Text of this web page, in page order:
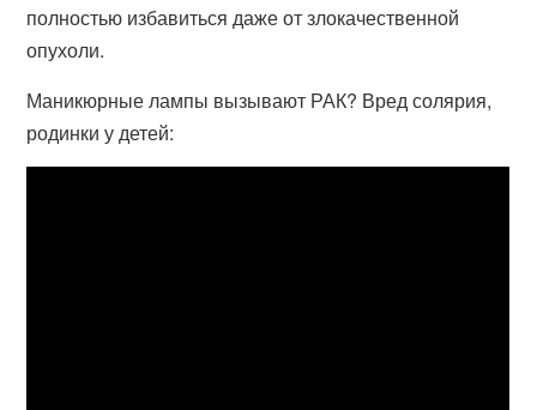
полностью избавиться даже от злокачественной
опухоли.
Маникюрные лампы вызывают РАК? Вред солярия,
родинки у детей: